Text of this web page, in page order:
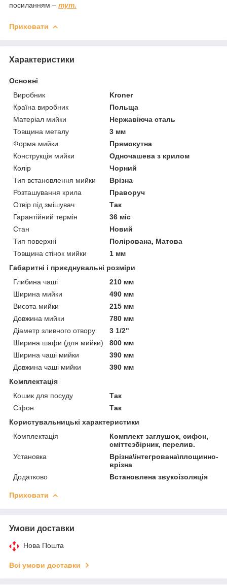
посиланням – тут.
Приховати
Характеристики
Основні
Виробник
Kroner
Країна виробник
Польща
Матеріал мийки
Нержавіюча сталь
Товщина металу
3 мм
Форма мийки
Прямокутна
Конструкція мийки
Одночашева з крилом
Колір
Чорний
Тип встановлення мийки
Врізна
Розташування крила
Праворуч
Отвір під змішувач
Так
Гарантійний термін
36 міс
Стан
Новий
Тип поверхні
Полірована, Матова
Товщина стінок мийки
1 мм
Габаритні і приєднувальні розміри
Глибина чаші
210 мм
Ширина мийки
490 мм
Висота мийки
215 мм
Довжина мийки
780 мм
Діаметр зливного отвору
3 1/2"
Ширина шафи (для мийки)
800 мм
Ширина чаші мийки
390 мм
Довжина чаші мийки
390 мм
Комплектація
Кошик для посуду
Так
Сіфон
Так
Користувальницькі характеристики
Комплектація
Комплект заглушок, сифон,
сміттєзбірник, перелив.
Установка
Врізна\інтегрована\площинно-
врізна
Додатково
Встановлена звукоізоляція
Приховати
Умови доставки
Нова Пошта
Всі умови доставки